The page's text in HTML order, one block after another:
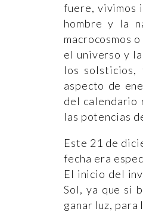
fuere, vivimos
hombre y la
macrocosmos
el universo y
los solsticios,
aspecto de
del calendario
las potencias
Este 21 de
fecha era
El inicio del
Sol, ya que si
ganar luz,